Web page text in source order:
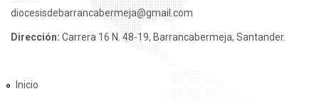
diocesisdebarrancabermeja@gmail.com
Dirección: Carrera 16 N. 48-19, Barrancabermeja, Santander.
Inicio